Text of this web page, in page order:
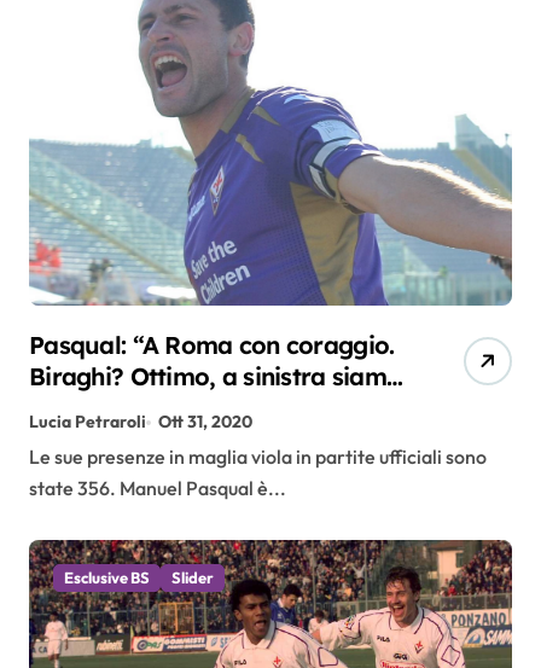
Pasqual: “A Roma con coraggio.
Biraghi? Ottimo, a sinistra siamo
coperti”
Lucia Petraroli Ott 31, 2020
Le sue presenze in maglia viola in partite ufficiali sono
state 356. Manuel Pasqual è...
Esclusive BS Slider